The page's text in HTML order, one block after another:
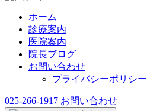
ホーム
診療案内
医院案内
院長ブログ
お問い合わせ
プライバシーポリシー
025-266-1917 お問い合わせ